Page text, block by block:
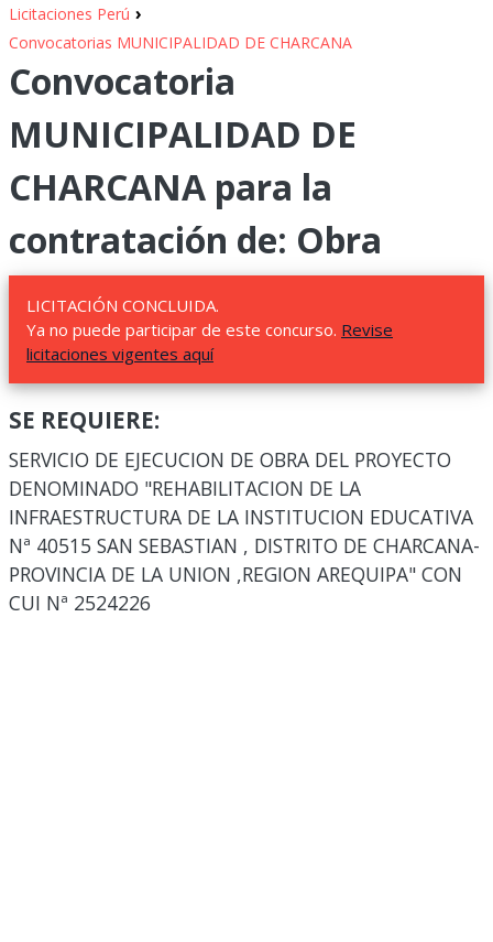
Licitaciones Perú ›
Convocatorias MUNICIPALIDAD DE CHARCANA
Convocatoria
MUNICIPALIDAD DE
CHARCANA para la
contratación de: Obra
LICITACIÓN CONCLUIDA.
Ya no puede participar de este concurso. Revise
licitaciones vigentes aquí
SE REQUIERE:
SERVICIO DE EJECUCION DE OBRA DEL PROYECTO
DENOMINADO "REHABILITACION DE LA
INFRAESTRUCTURA DE LA INSTITUCION EDUCATIVA
Nª 40515 SAN SEBASTIAN , DISTRITO DE CHARCANA-
PROVINCIA DE LA UNION ,REGION AREQUIPA" CON
CUI Nª 2524226